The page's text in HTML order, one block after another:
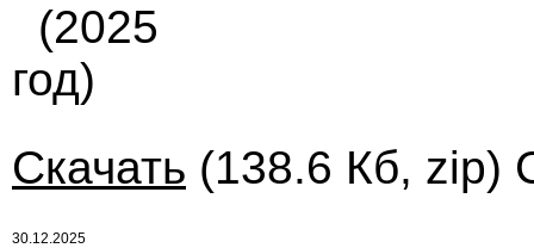
(2025
год)
Скачать (138.6 Кб, zip)
30.12.2025